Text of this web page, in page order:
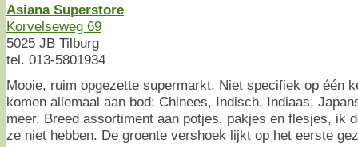
Asiana Superstore
Korvelseweg 69
5025 JB Tilburg
tel. 013-5801934
Mooie, ruim opgezette supermarkt. Niet specifiek op één
komen allemaal aan bod: Chinees, Indisch, Indiaas,
meer. Breed assortiment aan potjes, pakjes en flesjes, ik
ze niet hebben. De groente vershoek lijkt op het eerste